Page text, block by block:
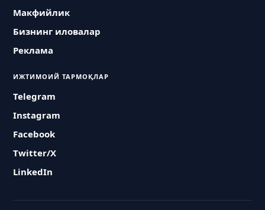
Макфийлик
Бизнинг иловалар
Реклама
ИЖТИМОИЙ ТАРМОҚЛАР
Telegram
Instagram
Facebook
Twitter/X
LinkedIn